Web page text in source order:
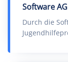
Software
Durch die